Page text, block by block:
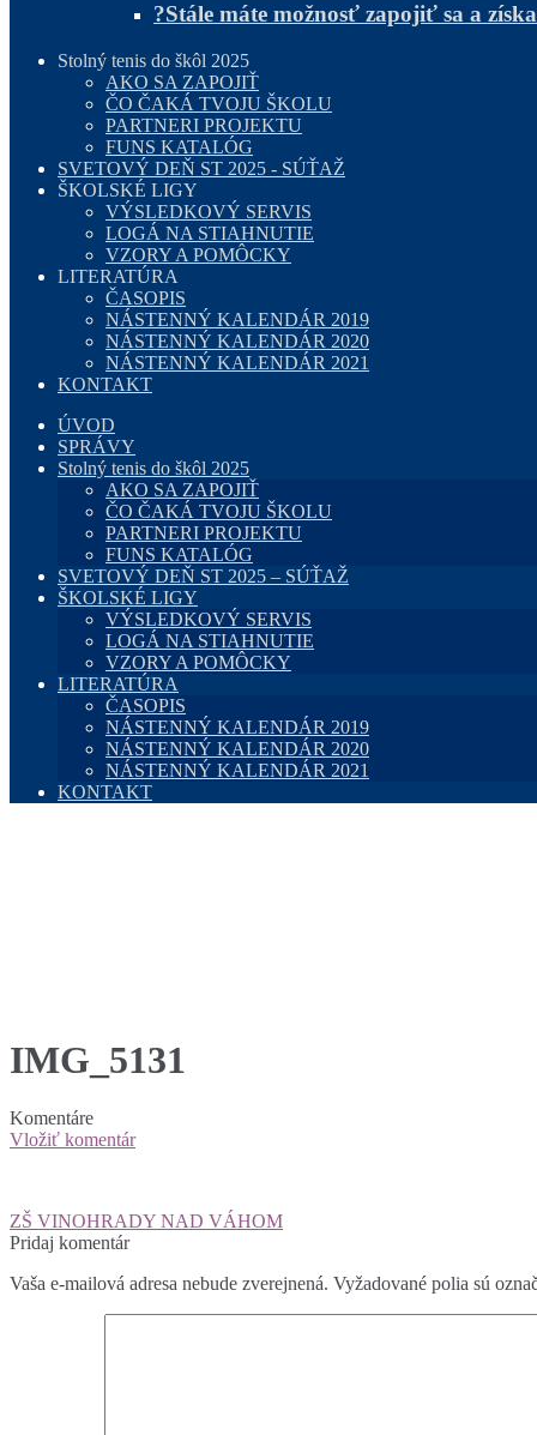
?Stále máte možnosť zapojiť sa a
Stolný tenis do škôl 2025
AKO SA ZAPOJIŤ
ČO ČAKÁ TVOJU ŠKOLU
PARTNERI PROJEKTU
FUNS KATALÓG
SVETOVÝ DEŇ ST 2025 - SÚŤAŽ
ŠKOLSKÉ LIGY
VÝSLEDKOVÝ SERVIS
LOGÁ NA STIAHNUTIE
VZORY A POMÔCKY
LITERATÚRA
ČASOPIS
NÁSTENNÝ KALENDÁR 2019
NÁSTENNÝ KALENDÁR 2020
NÁSTENNÝ KALENDÁR 2021
KONTAKT
ÚVOD
SPRÁVY
Stolný tenis do škôl 2025
AKO SA ZAPOJIŤ
ČO ČAKÁ TVOJU ŠKOLU
PARTNERI PROJEKTU
FUNS KATALÓG
SVETOVÝ DEŇ ST 2025 – SÚŤAŽ
ŠKOLSKÉ LIGY
VÝSLEDKOVÝ SERVIS
LOGÁ NA STIAHNUTIE
VZORY A POMÔCKY
LITERATÚRA
ČASOPIS
NÁSTENNÝ KALENDÁR 2019
NÁSTENNÝ KALENDÁR 2020
NÁSTENNÝ KALENDÁR 2021
KONTAKT
IMG_5131
Komentáre
Vložiť komentár
Navigácia
v
ZŠ VINOHRADY NAD VÁHOM
Pridaj komentár
Vaša e-mailová adresa nebude zverejnená. Vyžadované polia sú